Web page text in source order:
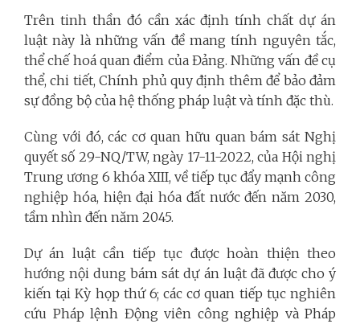
Trên tinh thần đó cần xác định tính chất dự án
luật này là những vấn đề mang tính nguyên tắc,
thể chế hoá quan điểm của Đảng. Những vấn đề cụ
thể, chi tiết, Chính phủ quy định thêm để bảo đảm
sự đồng bộ của hệ thống pháp luật và tính đặc thù.
Cùng với đó, các cơ quan hữu quan bám sát Nghị
quyết số 29-NQ/TW, ngày 17-11-2022, của Hội nghị
Trung ương 6 khóa XIII, về tiếp tục đẩy mạnh công
nghiệp hóa, hiện đại hóa đất nước đến năm 2030,
tầm nhìn đến năm 2045.
Dự án luật cần tiếp tục được hoàn thiện theo
hướng nội dung bám sát dự án luật đã được cho ý
kiến tại Kỳ họp thứ 6; các cơ quan tiếp tục nghiên
cứu Pháp lệnh Động viên công nghiệp và Pháp